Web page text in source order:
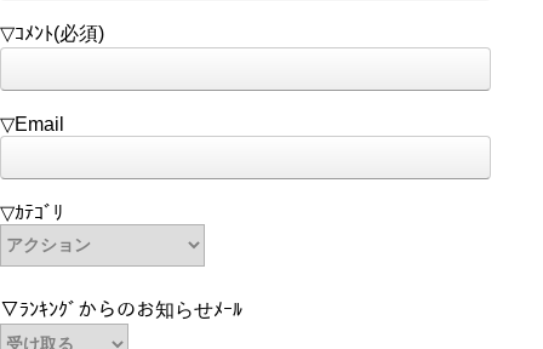
▽ｺﾒﾝﾄ(必須)
▽Email
▽ｶﾃｺﾞﾘ
▽ﾗﾝｷﾝｸﾞからのお知らせﾒｰﾙ